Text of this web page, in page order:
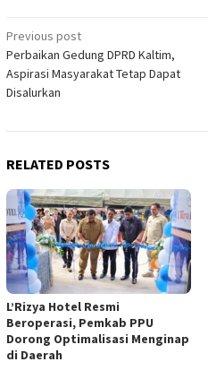
Post
navigation
Previous post
Perbaikan Gedung DPRD Kaltim,
Aspirasi Masyarakat Tetap Dapat
Disalurkan
RELATED POSTS
L’Rizya Hotel Resmi
Beroperasi, Pemkab PPU
Dorong Optimalisasi Menginap
di Daerah